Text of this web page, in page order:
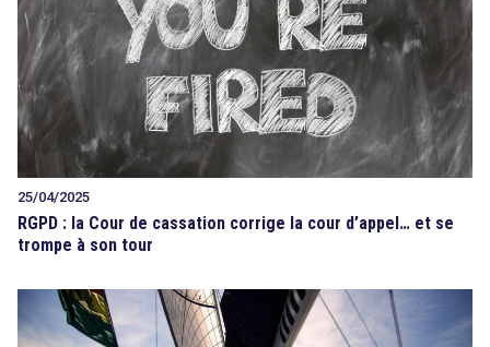
25/04/2025
RGPD : la Cour de cassation corrige la cour d’appel… et se
trompe à son tour